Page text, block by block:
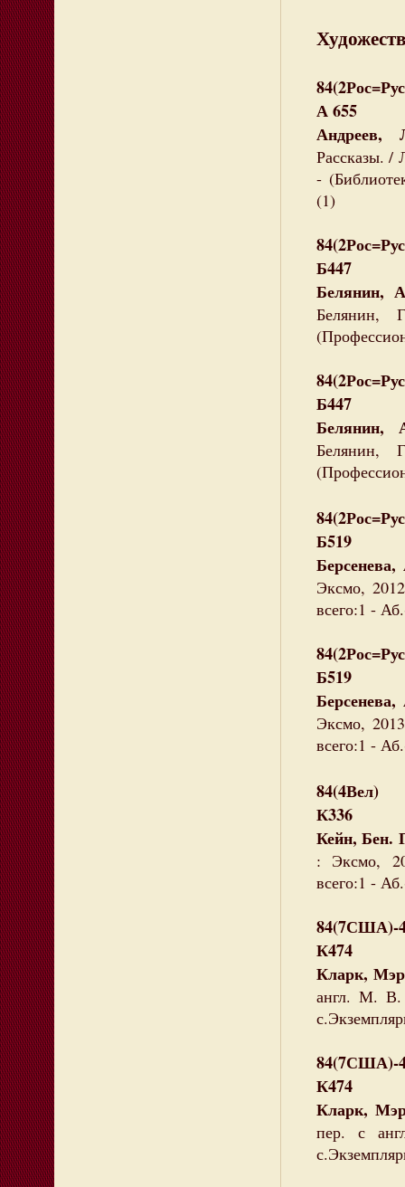
А 655
Андреев,
Рассказы. /
-
(1)
Б447
Белянин,
Б447
Белянин,
Б519
Эксмо,
всего:1 -
Б519
Эксмо,
всего:1 -
84(4Вел)
К336
Кейн, Бен.
: Эксмо,
всего:1 -
84(7США)-
К474
Кларк,
англ. М.
84(7США)-
К474
Кларк,
пер. с